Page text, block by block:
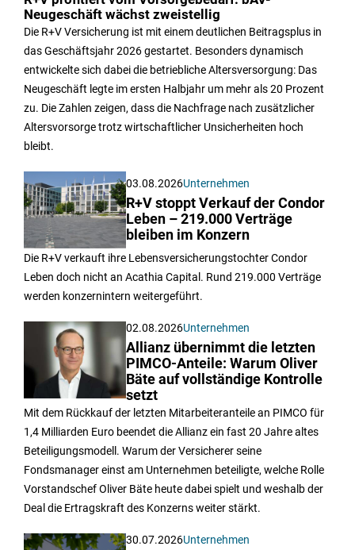
Neugeschäft wächst zweistellig
Die R+V Versicherung ist mit einem deutlichen Beitragsplus in
das Geschäftsjahr 2026 gestartet. Besonders dynamisch
entwickelte sich dabei die betriebliche Altersversorgung: Das
Neugeschäft legte im ersten Halbjahr um mehr als 20 Prozent
zu. Die Zahlen zeigen, dass die Nachfrage nach zusätzlicher
Altersvorsorge trotz wirtschaftlicher Unsicherheiten hoch
bleibt.
03.08.2026Unternehmen
R+V stoppt Verkauf der Condor
Leben – 219.000 Verträge
bleiben im Konzern
Die R+V verkauft ihre Lebensversicherungstochter Condor
Leben doch nicht an Acathia Capital. Rund 219.000 Verträge
werden konzernintern weitergeführt.
02.08.2026Unternehmen
Allianz übernimmt die letzten
PIMCO-Anteile: Warum Oliver
Bäte auf vollständige Kontrolle
setzt
Mit dem Rückkauf der letzten Mitarbeiteranteile an PIMCO für
1,4 Milliarden Euro beendet die Allianz ein fast 20 Jahre altes
Beteiligungsmodell. Warum der Versicherer seine
Fondsmanager einst am Unternehmen beteiligte, welche Rolle
Vorstandschef Oliver Bäte heute dabei spielt und weshalb der
Deal die Ertragskraft des Konzerns weiter stärkt.
30.07.2026Unternehmen